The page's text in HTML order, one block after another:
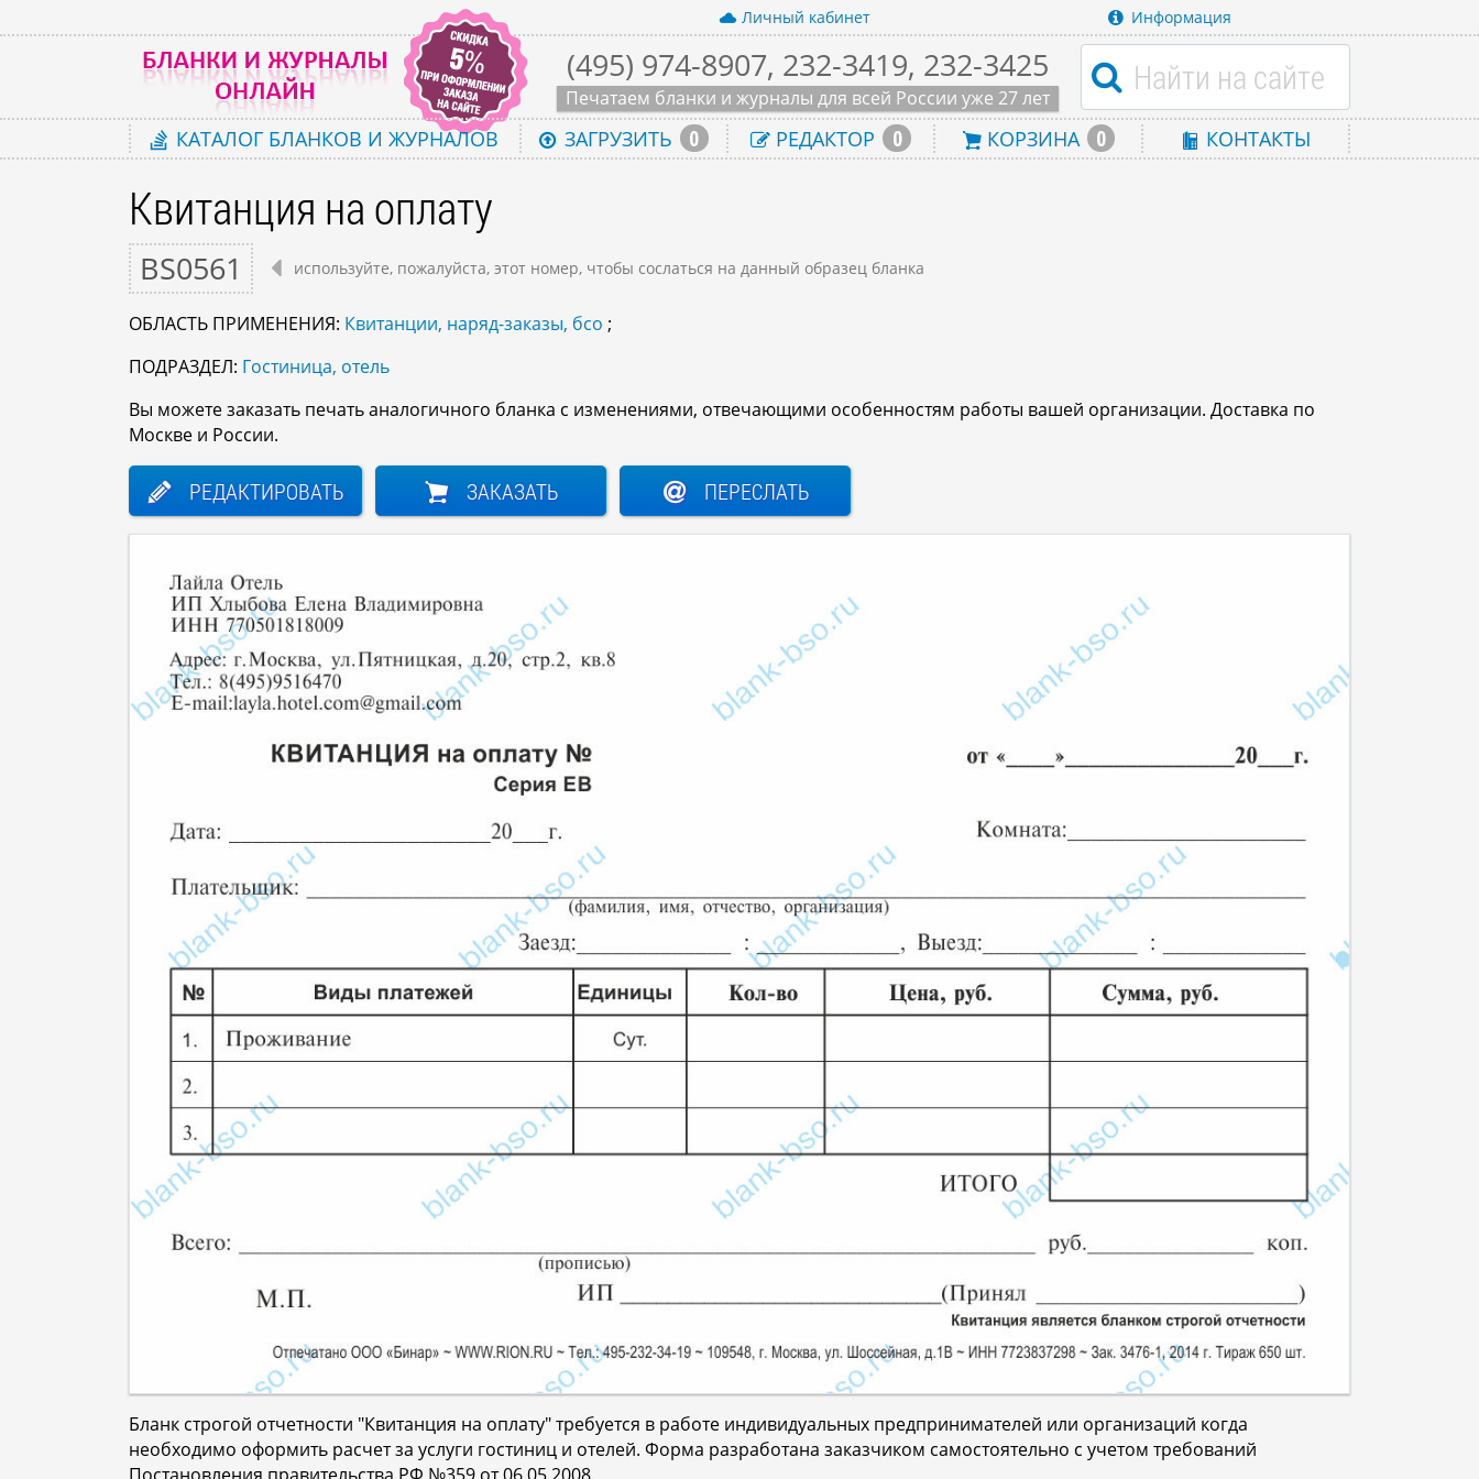
Личный кабинет Информация
(495) 974-8907, 232-3419, 232-3425
Печатаем бланки и журналы для всей России уже 27 лет
КАТАЛОГ БЛАНКОВ И ЖУРНАЛОВ ЗАГРУЗИТЬ 0 РЕДАКТОР 0 КОРЗИНА 0 КОНТАКТЫ
Квитанция на оплату
BS0561 используйте, пожалуйста, этот номер, чтобы сослаться на данный образец бланка
ОБЛАСТЬ ПРИМЕНЕНИЯ: Квитанции, наряд-заказы, бсо ;
ПОДРАЗДЕЛ: Гостиница, отель
Вы можете заказать печать аналогичного бланка с изменениями, отвечающими особенностям работы вашей организации. Доставка по
Москве и России.
РЕДАКТИРОВАТЬ ЗАКАЗАТЬ ПЕРЕСЛАТЬ
Бланк строгой отчетности "Квитанция на оплату" требуется в работе индивидуальных предпринимателей или организаций когда
необходимо оформить расчет за услуги гостиниц и отелей. Форма разработана заказчиком самостоятельно с учетом требований